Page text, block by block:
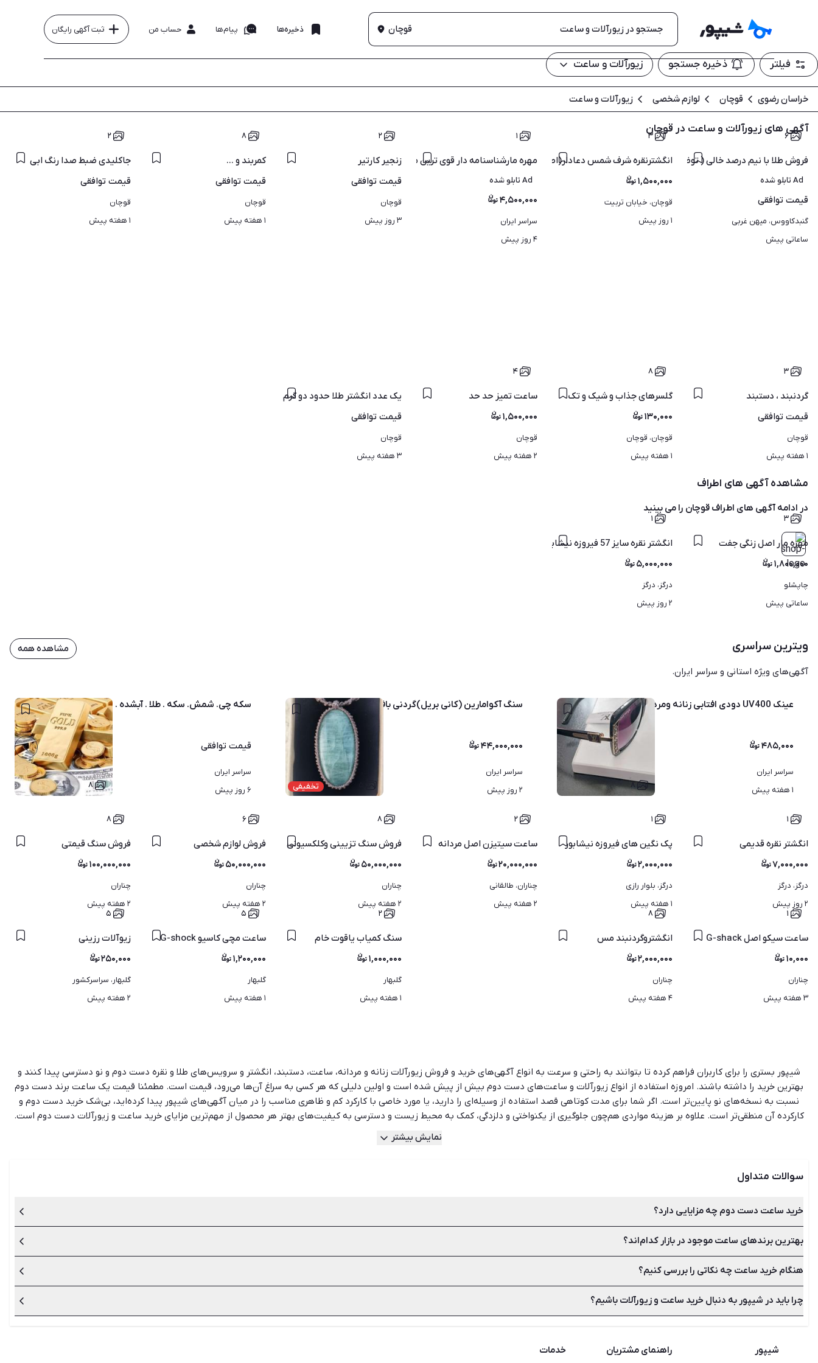
قوچان ذخیره‌ها پیام‌ها حساب من ثبت آگهی رایگان
فیلتر ذخیره جستجو زیورآلات و ساعت
خراسان رضوی قوچان لوازم شخصی زیورآلات و ساعت
آگهی های زیورآلات و ساعت در قوچان
۶
فروش طلا با نیم درصد خالی ( توضیحات )
Ad تابلو شده
قیمت توافقی
گنبدکاووس، میهن غربی
ساعاتی پیش
۳
انگشترنقره شرف شمس دعادار(اصل)
۱,۵۰۰,۰۰۰
قوچان، خیابان تربیت
۱ روز پیش
۱
مهره مارشناسنامه دار قوی ترین مهره مار شناسنامه دار دردنیا
Ad تابلو شده
۴,۵۰۰,۰۰۰
سراسر ایران
۴ روز پیش
۲
زنجیر کارتیر
قیمت توافقی
قوچان
۳ روز پیش
۸
کمربند و ...
قیمت توافقی
قوچان
۱ هفته پیش
۲
جاکلیدی ضبط صدا رنگ ابی
قیمت توافقی
قوچان
۱ هفته پیش
۳
گردنبند ، دستبند
قیمت توافقی
قوچان
۱ هفته پیش
۸
گلسرهای جذاب و شیک و تک
۱۳۰,۰۰۰
قوچان، قوچان
۱ هفته پیش
۴
ساعت تمیز حد حد
۱,۵۰۰,۰۰۰
قوچان
۲ هفته پیش
یک عدد انگشتر طلا حدود دو گرم
قیمت توافقی
قوچان
۳ هفته پیش
مشاهده آگهی های اطراف
در ادامه آگهی های اطراف قوچان را می بینید
۳
مهره مار اصل زنگی جفت
۱,۸۰۰,۰۰۰
چاپشلو
ساعاتی پیش
۱
انگشتر نقره سایز 57 فیروزه نیشابور
۵,۰۰۰,۰۰۰
درگز، درگز
۲ روز پیش
ویترین سراسری
آگهی‌های ویژه استانی و سراسر ایران.
مشاهده همه
۸
عینک UV400 دودی افتابی زنانه ومردانه
۴۸۵,۰۰۰
سراسر ایران
۱ هفته پیش
تخفیفی
سنگ آکوامارین (کانی بریل)گردنی بافت دست
۴۴,۰۰۰,۰۰۰
سراسر ایران
۲ روز پیش
۸
سکه چی. شمش. سکه . طلا . آبشده . ارز ..حواله
قیمت توافقی
سراسر ایران
۶ روز پیش
۱
انگشتر نقره قدیمی
۷,۰۰۰,۰۰۰
درگز، درگز
۲ روز پیش
۱
پک نگین های فیروزه نیشابور
۲,۰۰۰,۰۰۰
درگز، بلوار رازی
۱ هفته پیش
۲
ساعت سیتیزن اصل مردانه
۲۰,۰۰۰,۰۰۰
چناران، طالقانی
۲ هفته پیش
۸
فروش سنگ تزیینی وکلکسیونی
۵۰,۰۰۰,۰۰۰
چناران
۲ هفته پیش
۶
فروش لوازم شخصی
۵۰,۰۰۰,۰۰۰
چناران
۲ هفته پیش
۸
فروش سنگ قیمتی
۱۰۰,۰۰۰,۰۰۰
چناران
۲ هفته پیش
۱
ساعت سیکو اصل G-shack
۱۰,۰۰۰
چناران
۳ هفته پیش
۸
انگشتروگردنبند مس
۲,۰۰۰,۰۰۰
چناران
۴ هفته پیش
۲
سنگ کمیاب یاقوت خام
۱,۰۰۰,۰۰۰
گلبهار
۱ هفته پیش
۵
ساعت مچی کاسیو G-shock
۱,۲۰۰,۰۰۰
گلبهار
۱ هفته پیش
۵
زیوآلات رزینی
۲۵۰,۰۰۰
گلبهار، سراسرکشور
۲ هفته پیش
شیپور بستری را برای کاربران فراهم کرده تا بتوانند به راحتی و سرعت به انواع آگهی‌های خرید و فروش زیورآلات زنانه و مردانه، ساعت، دستبند، انگشتر و سرویس‌های طلا و نقره دست دوم و نو دسترسی پیدا کنند و
بهترین خرید را داشته باشند. امروزه استفاده از انواع زیورآلات و ساعت‌های دست دوم بیش از پیش شده است و اولین دلیلی که هر کسی به سراغ آن‌ها می‌رود، قیمت است. مطمئنا قیمت یک ساعت برند دست دوم
نسبت به نسخه‌های نو پایین‌تر است. اگر شما برای مدت کوتاهی قصد استفاده از وسیله‌ای را دارید، یا مورد خاصی با کارکرد کم و ظاهری مناسب را در میان آگهی‌های شیپور پیدا کرده‌اید، بی‌شک خرید دست دوم و
کارکرده آن منطقی‌تر است. علاوه بر هزینه مواردی هم‌چون جلوگیری از یکنواختی و دلزدگی، کمک به محیط زیست و دسترسی به کیفیت‌های بهتر هر محصول از مهم‌ترین مزایای خرید ساعت و زیورآلات دست دوم است.
شیپور برای استفاده راحت‌تر کاربران فیلترهایی مانند جدیدترین، ارزان‌ترین، گران‌ترین و نزدیک‌ترین آگهی‌ها را در نظر گرفته است تا خریداران بتوانند لیست آگهی‌ها را بر حسب شرایط، موقعیت و بودجه خود مرتب
کرده و زمان کم‌تری را برای پیدا کردن آگهی مورد نظر خود صرف کنند.
نمایش بیشتر
سوالات متداول
خرید ساعت دست دوم چه مزایایی دارد؟
بسیاری از افراد با توجه به شرایط اقتصادی ترجیح به خرید ساعت دست دوم می‌دهند. علاوه بر بحث بودجه مواردی مانند کمک به محیط زیست، ایجاد تنوع و استایل‌های متنوع و خرید از برندهای با کیفیت با
قیمت پایین‌تر از مزیت‌های خرید ساعت دست دوم است.
بهترین برندهای ساعت موجود در بازار کدام‌اند؟
از محبوب‌ترین برندهای ساعت می‌توان به رولکس، سیتیزن، رومانسون، کاسیو، کارتیر، سیکو، تیمبرلند، فری لوک و اسپریت اشاره کرد.
هنگام خرید ساعت چه نکاتی را بررسی کنیم؟
بررسی نوع ساعت مچی، سبک ساعت، ویژگی و امکانات، متریال استفاده شده، موتور، مقاومت در برابر آب، برند و وزن از مهم‌ترین نکات خرید ساعت است که باید با دقت آن‌ها را بررسی کنید.
چرا باید در شیپور به دنبال خرید ساعت و زیورآلات باشیم؟
شیپور
راهنمای مشتریان خدمات